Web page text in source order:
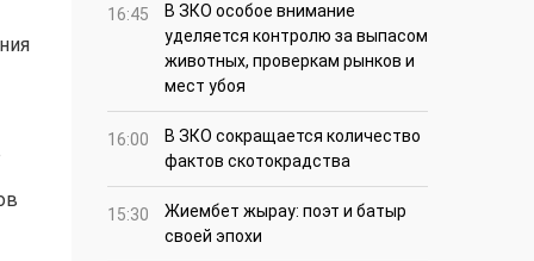
16:45
В ЗКО особое внимание
уделяется контролю за выпасом
животных, проверкам рынков и
мест убоя
16:00
В ЗКО сокращается количество
фактов скотокрадства
15:30
Жиембет жырау: поэт и батыр
своей эпохи